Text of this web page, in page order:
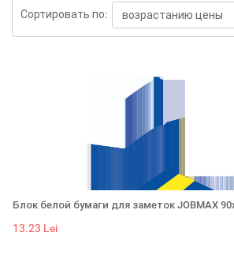
Сортировать по: возрастанию цены
Блок белой бумаги для заметок JOBMAX
13.23 Lei